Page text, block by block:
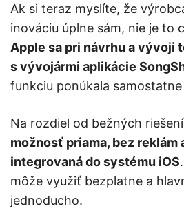
Ak si teraz myslíte, že
inováciu úplne sám, nie je to
Apple sa pri návrhu a vývoji
s vývojármi aplikácie
funkciu ponúkala samostatne
Na rozdiel od bežných
možnosť priama, bez reklám
integrovaná do systému iOS
môže využiť bezplatne a
jednoducho.